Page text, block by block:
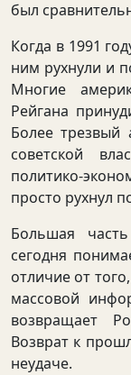
был
Когда в 1991
ним рухнули и
Многие
Рейгана
Более трезвый
советской
политико-
просто рухнул
Большая
сегодня
отличие от
массовой
возвращает
Возврат к
неудаче.